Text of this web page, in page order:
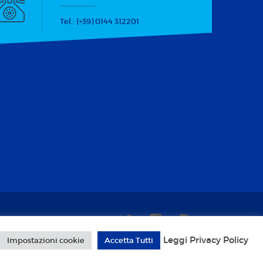
Tel.: (+39) 0144 312201
Impostazioni cookie Accetta Tutti Leggi Privacy Policy